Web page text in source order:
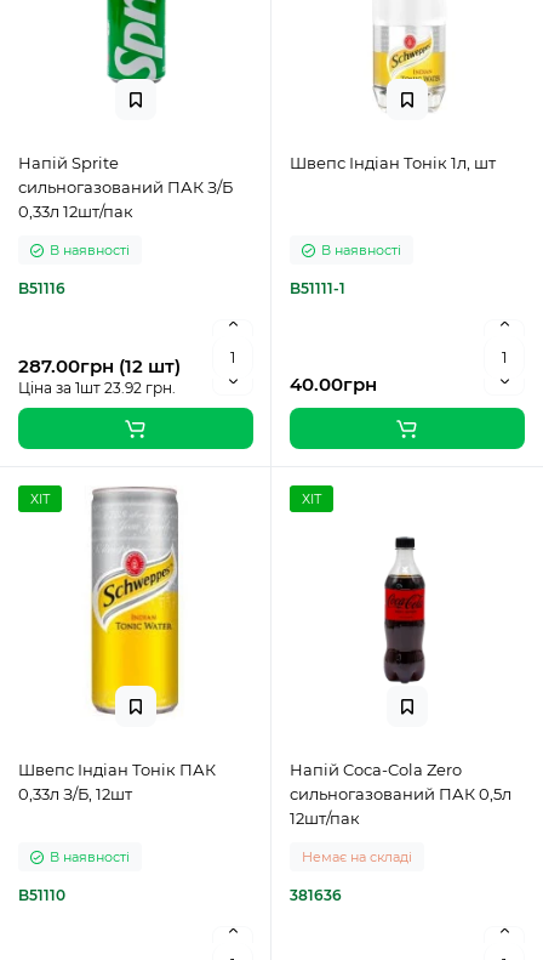
Напій Sprite
сильногазований ПАК З/Б
0,33л 12шт/пак
В наявності
B51116
287.00грн (12 шт)
Ціна за 1шт 23.92 грн.
Швепс Індіан Тонік 1л, шт
В наявності
B51111-1
40.00грн
ХІТ
Швепс Індіан Тонік ПАК
0,33л З/Б, 12шт
В наявності
B51110
ХІТ
Напій Coca-Cola Zero
сильногазований ПАК 0,5л
12шт/пак
Немає на складі
381636